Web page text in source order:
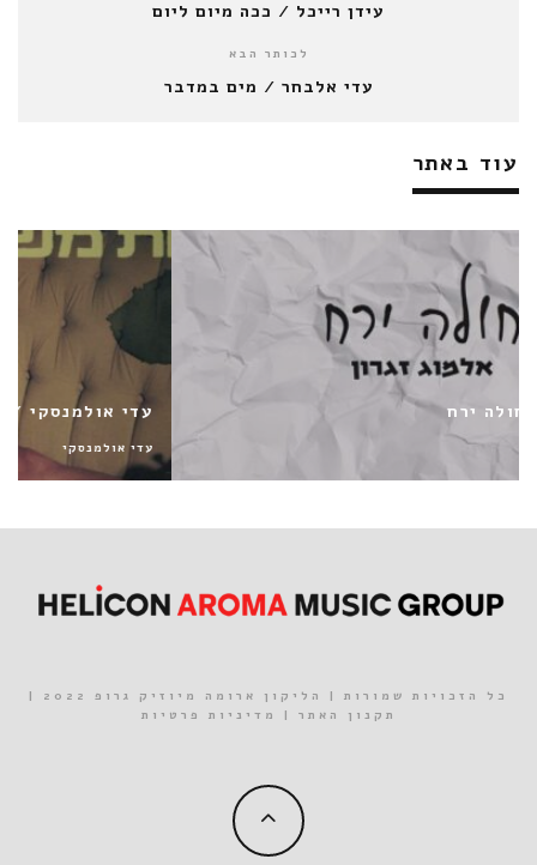
עידן רייכל / ככה מיום ליום
לכותר הבא
עדי אלבחר / מים במדבר
עוד באתר
עדי אולמנסקי / נמות משעמוםםם
כל הזכויות שמורות | הליקון ארומה מיוזיק גרופ 2022 |
תקנון האתר | מדיניות פרטיות